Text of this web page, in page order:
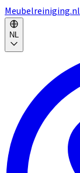
Meubelreiniging.nl
NL